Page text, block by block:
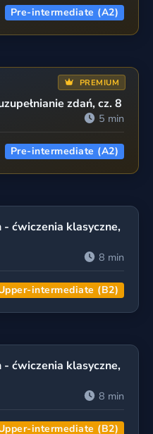
Pre-intermediate (A2)
PREMIUM
zdań, cz. 8
5 min
Pre-intermediate (A2)
ćwiczenia klasyczne,
8 min
intermediate (B2)
ćwiczenia klasyczne,
8 min
intermediate (B2)